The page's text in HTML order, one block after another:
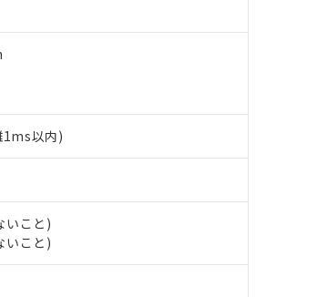
1ms以内)
いこと)
いこと)
の共同利用に関して"
の「1.共同利用者の範囲」
とができます。
もので、過去に遡って非含有を証明するものでは
物質の対応では、対応完了までの期間は出荷製品
ておりました。